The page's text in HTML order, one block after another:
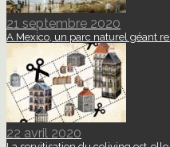
21 septembre 2020
A Mexico, un parc naturel géant
22 avril 2020